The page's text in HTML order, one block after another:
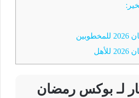
لـ بوكس رمضان